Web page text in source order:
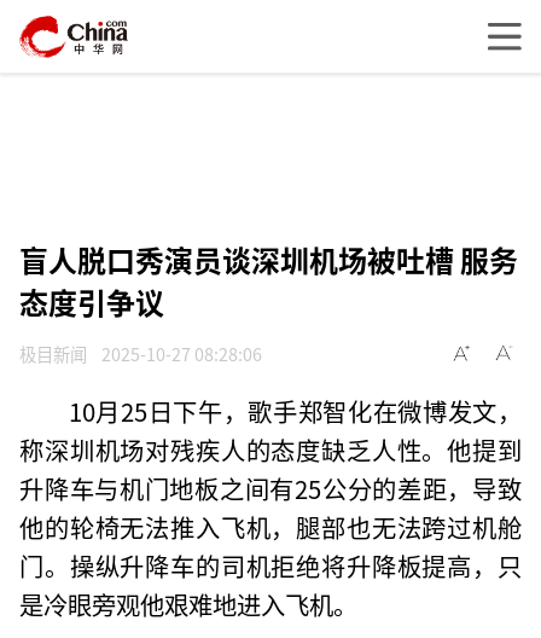
盲人脱口秀演员谈深圳机场被吐槽 服务
态度引争议
极目新闻 2025-10-27 08:28:06
10月25日下午，歌手郑智化在微博发文，
称深圳机场对残疾人的态度缺乏人性。他提到
升降车与机门地板之间有25公分的差距，导致
他的轮椅无法推入飞机，腿部也无法跨过机舱
门。操纵升降车的司机拒绝将升降板提高，只
是冷眼旁观他艰难地进入飞机。